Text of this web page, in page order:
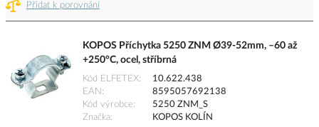
Přidat k porovnání
KOPOS Příchytka 5250 ZNM Ø39-52mm, –60 až
+250°C, ocel, stříbrná
Kód ELFETEX
10.622.438
EAN
8595057692138
Kód výrobce
5250 ZNM_S
Značka
KOPOS KOLÍN